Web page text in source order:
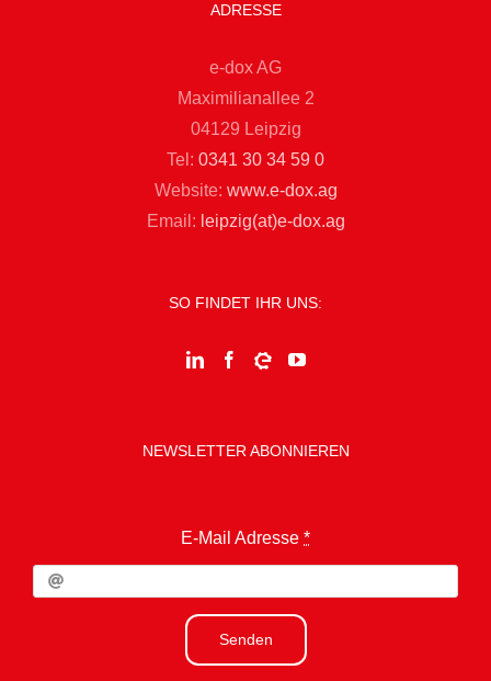
ADRESSE
e-dox AG
Maximilianallee 2
04129 Leipzig
Tel: 0341 30 34 59 0
Website: www.e-dox.ag
Email: leipzig(at)e-dox.ag
SO FINDET IHR UNS:
NEWSLETTER ABONNIEREN
E-Mail Adresse *
Senden